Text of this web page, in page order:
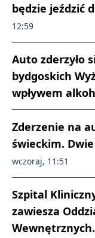
będzie jeździć
12:59
Auto zderzyło
bydgoskich
wpływem
Zderzenie na
świeckim.
wczoraj, 11:51
Szpital
zawiesza